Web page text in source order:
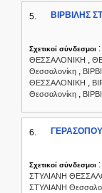
5.
ΒΙΡΒΙΛΗΣ
Σχετικοί σύνδεσμοι :
ΘΕΣΣΑΛΟΝΙΚΗ ,
Θεσσαλονίκη ,
ΘΕΣΣΑΛΟΝΙΚΗ ,
Θεσσαλονίκη ,
6.
Σχετικοί σύνδεσμοι :
ΣΤΥΛΙΑΝΗ
ΣΤΥΛΙΑΝΗ